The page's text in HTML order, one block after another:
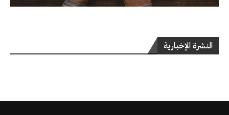
النشرة الإخبارية